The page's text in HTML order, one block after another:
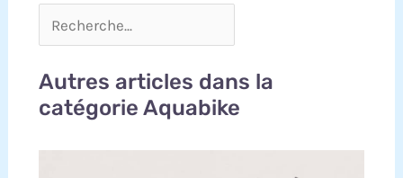
Autres articles dans la
catégorie Aquabike